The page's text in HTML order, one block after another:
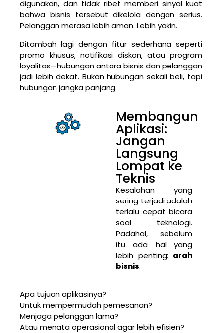
digunakan, dan tidak ribet memberi sinyal kuat
bahwa bisnis tersebut dikelola dengan serius.
Pelanggan merasa lebih aman. Lebih yakin.
Ditambah lagi dengan fitur sederhana seperti
promo khusus, notifikasi diskon, atau program
loyalitas—hubungan antara bisnis dan pelanggan
jadi lebih dekat. Bukan hubungan sekali beli, tapi
hubungan jangka panjang.
Membangun
Aplikasi:
Jangan
Langsung
Lompat ke
Teknis
Kesalahan yang
sering terjadi adalah
terlalu cepat bicara
soal teknologi.
Padahal, sebelum
itu ada hal yang
lebih penting: arah
bisnis.
Apa tujuan aplikasinya?
Untuk mempermudah pemesanan?
Menjaga pelanggan lama?
Atau menata operasional agar lebih efisien?